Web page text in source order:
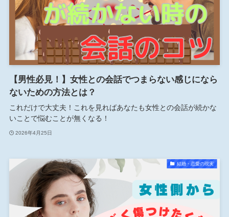
【男性必見！】女性との会話でつまらない感じになら
ないための方法とは？
これだけで大丈夫！これを見ればあなたも女性との会話が続かな
いことで悩むことが無くなる！
2026年4月25日
結婚・恋愛の現実